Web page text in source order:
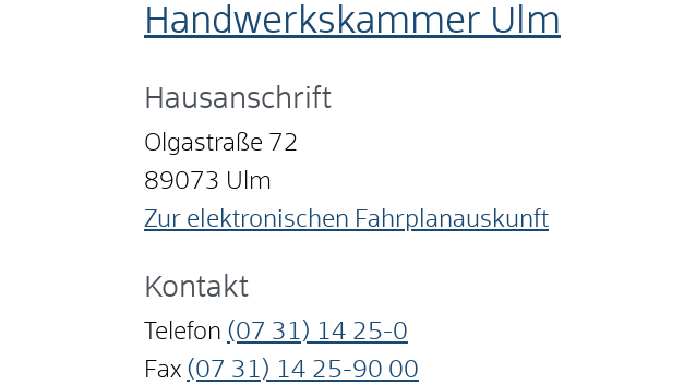
Handwerkskammer Ulm
Hausanschrift
Olgastraße 72
89073 Ulm
Zur elektronischen Fahrplanauskunft
Kontakt
Telefon (07 31) 14 25-0
Fax (07 31) 14 25-90 00